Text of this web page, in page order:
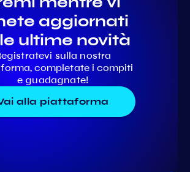
aggiornati
ultime novità
sulla nostra
completate i compiti
e guadagnate!
alla piattaforma